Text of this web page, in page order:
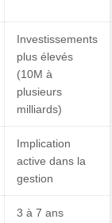
Investissements
plus élevés
(10M à
plusieurs
milliards)
Implication
active dans la
gestion
3 à 7 ans